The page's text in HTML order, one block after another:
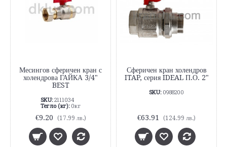
Месингов сферичен кран с
холендрова ГАЙКА 3/4"
BEST
SKU:2111034
Тегло (кг):0кг
€9.20 (17.99 лв.)
Сферичен кран холендров
ITAP, серия IDEAL П.О. 2"
SKU:0988200
€63.91 (124.99 лв.)